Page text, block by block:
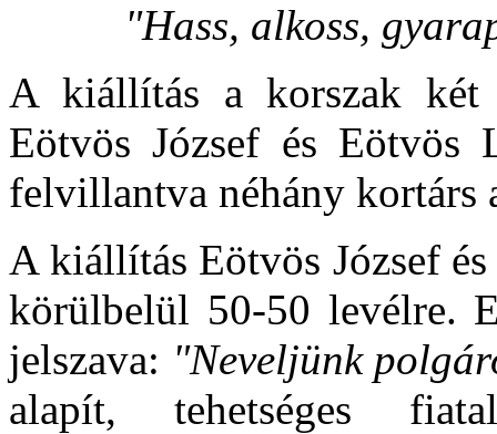
"Hass, alkoss,
A kiállítás a korszak két
Eötvös József és Eötvös
felvillantva néhány kortárs
A kiállítás Eötvös József
körülbelül 50-50 levélre.
jelszava: "Neveljünk
alapít, tehetséges